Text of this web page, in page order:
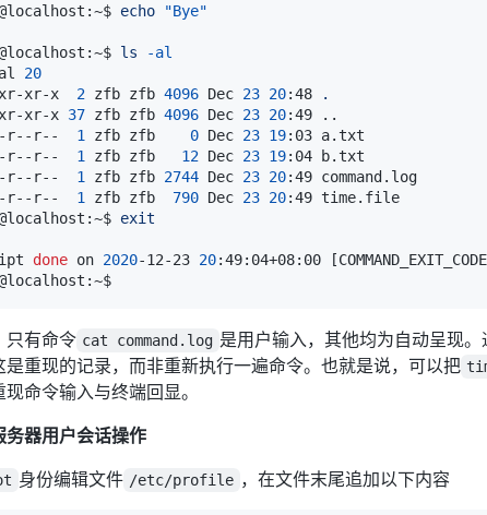
echo
"Bye"
ls
-al
20
xr-x 2 zfb zfb 4096 Dec 23 20:48
.
xr-x 37 zfb zfb 4096 Dec 23 20:49
..
r--r-- 1 zfb zfb 0 Dec 23 19
r--r-- 1 zfb zfb 12 Dec 23 19
r--r-- 1 zfb zfb 2744 Dec 23 20
r--r-- 1 zfb zfb 790 Dec 23 20
exit
done on 2020-12-23 20:49:04+08:00 [COMMAND_EXIT_CODE
只有命令 cat command.log 是用户输入，其他均为自动呈现
是重现的记录，而非重新执行一遍命令。也就是说，可以把
命令输入与终端回显。
务器用户会话操作
身份编辑文件 /etc/profile ，在文件末尾追加以下内容